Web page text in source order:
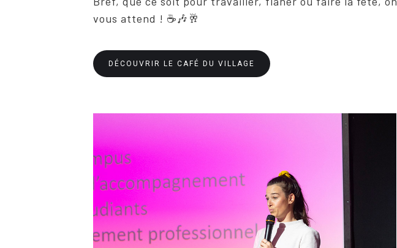
vous attend ! ☕🎶🥂
DÉCOUVRIR LE CAFÉ DU VILLAGE